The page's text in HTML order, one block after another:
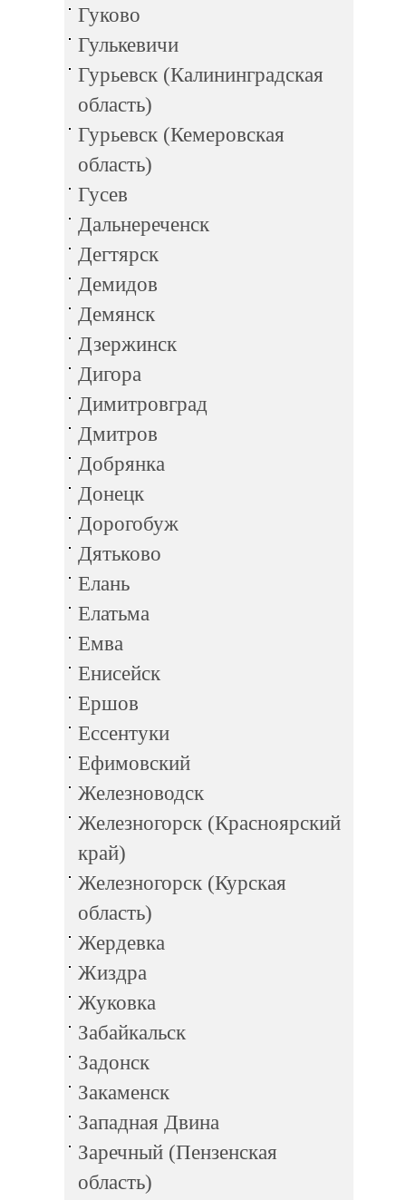
Гуково
Гулькевичи
Гурьевск (Калининградская
область)
Гурьевск (Кемеровская
область)
Гусев
Дальнереченск
Дегтярск
Демидов
Демянск
Дзержинск
Дигора
Димитровград
Дмитров
Добрянка
Донецк
Дорогобуж
Дятьково
Елань
Елатьма
Емва
Енисейск
Ершов
Ессентуки
Ефимовский
Железноводск
Железногорск (Красноярский
край)
Железногорск (Курская
область)
Жердевка
Жиздра
Жуковка
Забайкальск
Задонск
Закаменск
Западная Двина
Заречный (Пензенская
область)